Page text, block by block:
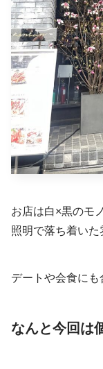
お店は白×黒のモ
照明で落ち着いた
デートや会食に
なんと今回は